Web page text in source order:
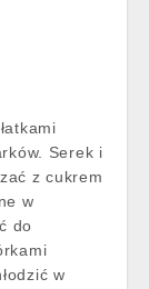
Serek i
z cukrem
w
do
w